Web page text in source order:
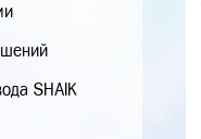
SHAIK